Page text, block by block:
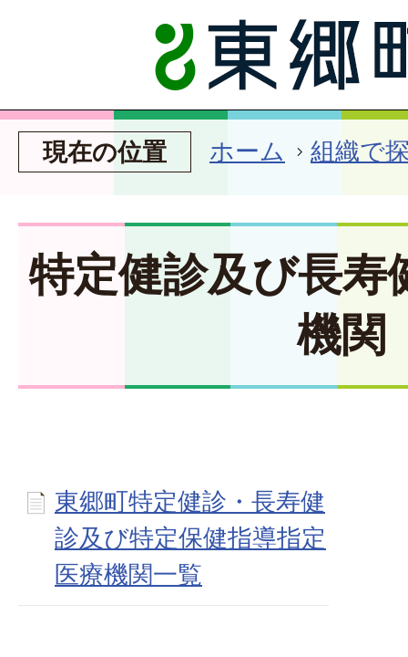
現在の位置 ホーム 組織で
特定健診及び長寿
機関
東郷町特定健診・長寿健
診及び特定保健指導指定
医療機関一覧